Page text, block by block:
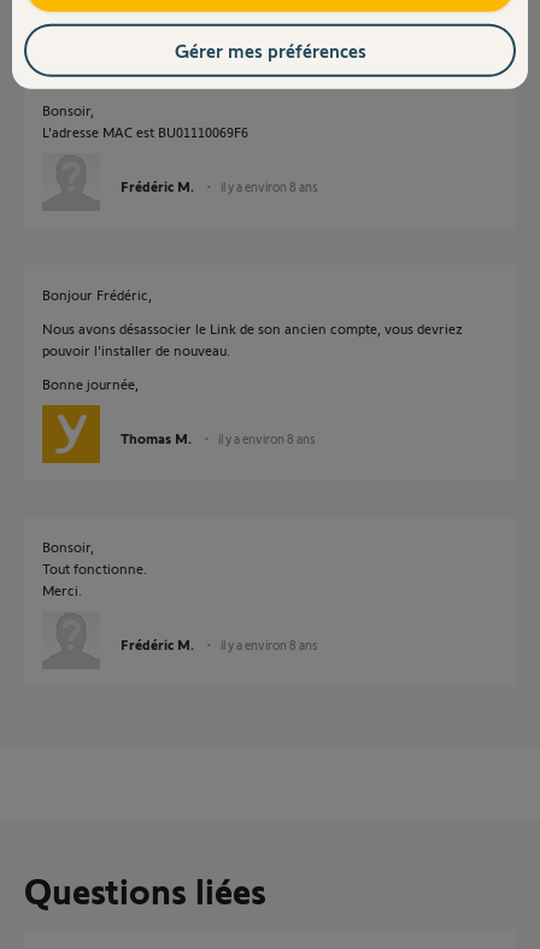
Bonsoir,
L'adresse MAC est BU01110069F6
Frédéric M. il y a environ 8 ans
Bonjour Frédéric,
Nous avons désassocier le Link de son ancien compte, vous devriez
pouvoir l'installer de nouveau.
Bonne journée,
Thomas M. il y a environ 8 ans
Bonsoir,
Tout fonctionne.
Merci.
Frédéric M. il y a environ 8 ans
Questions liées
Gérer mes préférences